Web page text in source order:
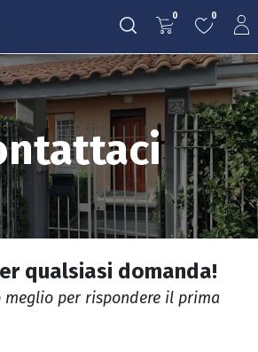
0 0
qualsiasi domanda!
meglio per rispondere il prima